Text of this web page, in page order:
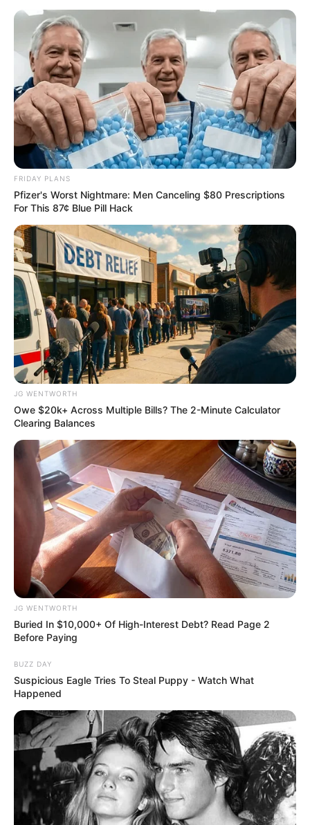
CVS’s Nightmare Comes True: Men Ditching Viagra
For This 87¢ Generic Aisle 7 Hack
FRIDAY PLANS
Remember Her? You Better Sit Down Before You See
Her Now
BUZZ DAY
This 'Blue Pill Killer' Has Men Over 40 Going Crazy
MEN'S VITALITY
Man Finds Rusted Watch, Then The Jeweller Notices
One Detail
FRIDAY PLANS
Pfizer's Worst Nightmare: Men Canceling $80 Prescriptions
For This 87¢ Blue Pill Hack
JG WENTWORTH
Owe $20k+ Across Multiple Bills? The 2-Minute Calculator
Clearing Balances
JG WENTWORTH
Buried In $10,000+ Of High-Interest Debt? Read Page 2
Before Paying
BUZZ DAY
Suspicious Eagle Tries To Steal Puppy - Watch What
Happened